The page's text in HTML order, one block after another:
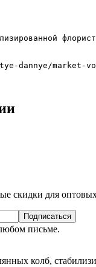
dannye/market-
скидки для
Подписаться
письме.
колб,